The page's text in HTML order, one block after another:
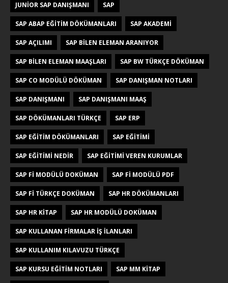
JUNIOR SAP DANIŞMANI SAP
SAP ABAP EĞITIM DÖKÜMANLARI SAP AKADEMI
SAP AÇILIMI SAP BILEN ELEMAN ARANIYOR
SAP BILEN ELEMAN MAAŞLARI SAP BW TÜRKÇE DÖKÜMAN
SAP CO MODÜLÜ DÖKÜMAN SAP DANIŞMAN NOTLARI
SAP DANIŞMANI SAP DANIŞMANI MAAŞ
SAP DÖKÜMANLARI TÜRKÇE SAP ERP
SAP EĞITIM DÖKÜMANLARI SAP EĞITIMI
SAP EĞITIMI NEDIR SAP EĞITIMI VEREN KURUMLAR
SAP FI MODÜLÜ DOKÜMAN SAP FI MODÜLÜ PDF
SAP FI TÜRKÇE DOKÜMAN SAP HR DÖKÜMANLARI
SAP HR KITAP SAP HR MODÜLÜ DOKÜMAN
SAP KULLANAN FIRMALAR IŞ ILANLARI
SAP KULLANIM KILAVUZU TÜRKÇE
SAP KURSU EĞITIM NOTLARI SAP MM KITAP